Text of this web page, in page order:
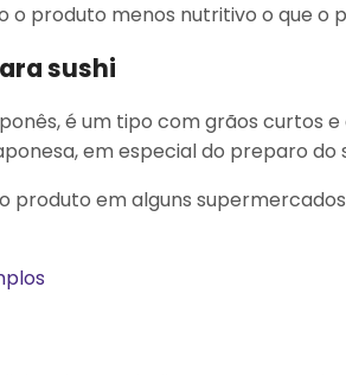
o produto menos nutritivo o que o
sushi
é um tipo com grãos curtos
em especial do preparo do
produto em alguns